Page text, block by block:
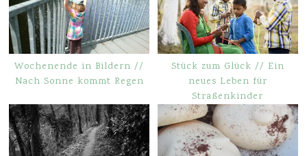
Wochenende in Bildern //
Nach Sonne kommt Regen
Stück zum Glück // Ein
neues Leben für
Straßenkinder